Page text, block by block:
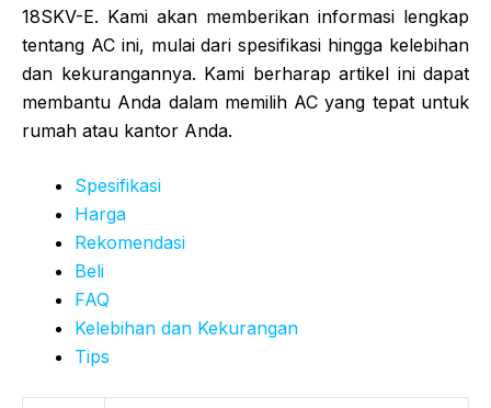
18SKV-E. Kami akan memberikan informasi lengkap
tentang AC ini, mulai dari spesifikasi hingga kelebihan
dan kekurangannya. Kami berharap artikel ini dapat
membantu Anda dalam memilih AC yang tepat untuk
rumah atau kantor Anda.
Spesifikasi
Harga
Rekomendasi
Beli
FAQ
Kelebihan dan Kekurangan
Tips